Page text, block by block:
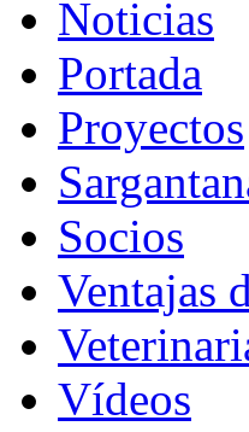
Noticias
Portada
Proyectos
Socios
Ventajas
Vídeos